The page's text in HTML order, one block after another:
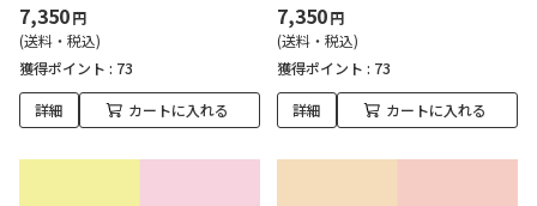
7,350円
(送料・税込)
獲得ポイント : 73
詳細 カートに入れる
7,350円
(送料・税込)
獲得ポイント : 73
詳細 カートに入れる